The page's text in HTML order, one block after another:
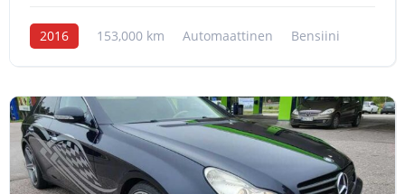
2016 153,000 km Automaattinen Bensiini